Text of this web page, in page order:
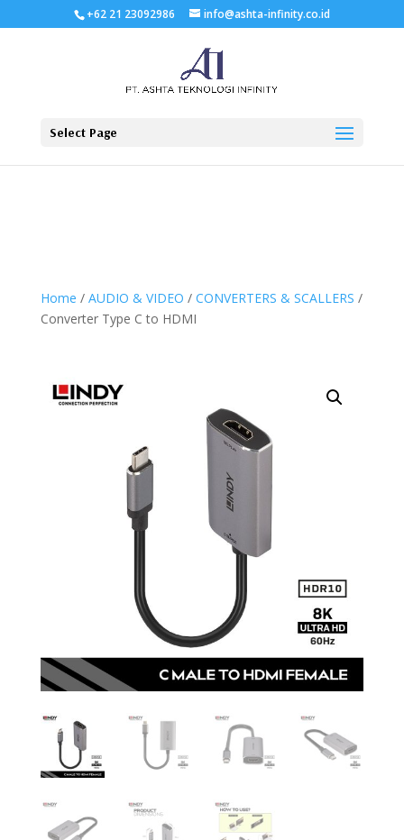
+62 21 23092986 info@ashta-infinity.co.id
Select Page
Home / AUDIO & VIDEO / CONVERTERS & SCALLERS /
Converter Type C to HDMI